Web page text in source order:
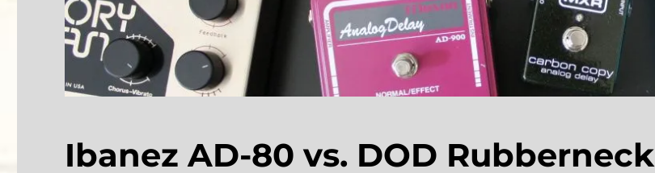
Ibanez AD-80 vs. DOD Rubberneck